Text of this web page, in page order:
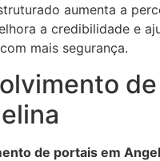
aumenta a
a credibilidade e
mais segurança.
de portais em